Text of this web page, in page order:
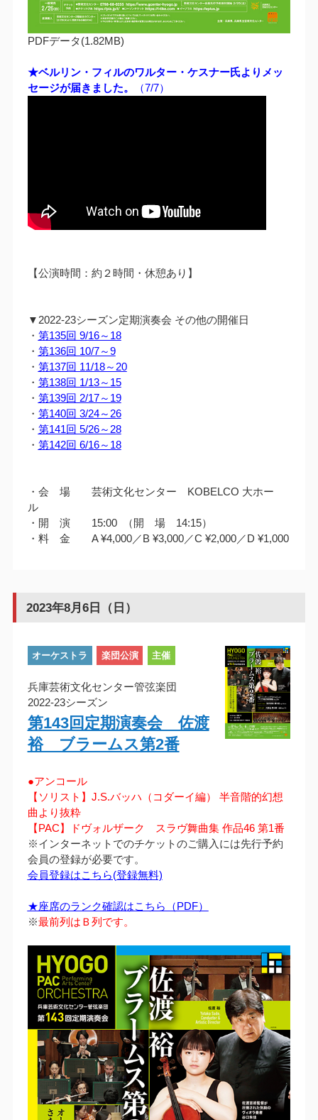
PDFデータ(1.82MB)
★ベルリン・フィルのワルター・ケスナー氏よりメッ
セージが届きました。
（7/7）
【公演時間：約２時間・休憩あり】
▼2022-23シーズン定期演奏会 その他の開催日
・ 第135回 9/16～18
・ 第136回 10/7～9
・ 第137回 11/18～20
・ 第138回 1/13～15
・ 第139回 2/17～19
・ 第140回 3/24～26
・ 第141回 5/26～28
・ 第142回 6/16～18
・会 場 芸術文化センター KOBELCO 大ホー
ル
・開 演 15:00 （開 場 14:15）
・料 金 A ¥4,000／B ¥3,000／C ¥2,000／D ¥1,000
2023年8月6日（日）
オーケストラ 楽団公演 主催
兵庫芸術文化センター管弦楽団
2022-23シーズン
第143回定期演奏会 佐渡
裕 ブラームス第2番
●アンコール
【ソリスト】J.S.バッハ（コダーイ編） 半音階的幻想
曲より抜粋
【PAC】ドヴォルザーク スラヴ舞曲集 作品46 第1番
※インターネットでのチケットのご購入には先行予約
会員の登録が必要です。
会員登録はこちら(登録無料)
★座席のランク確認はこちら（PDF）
※最前列はＢ列です。